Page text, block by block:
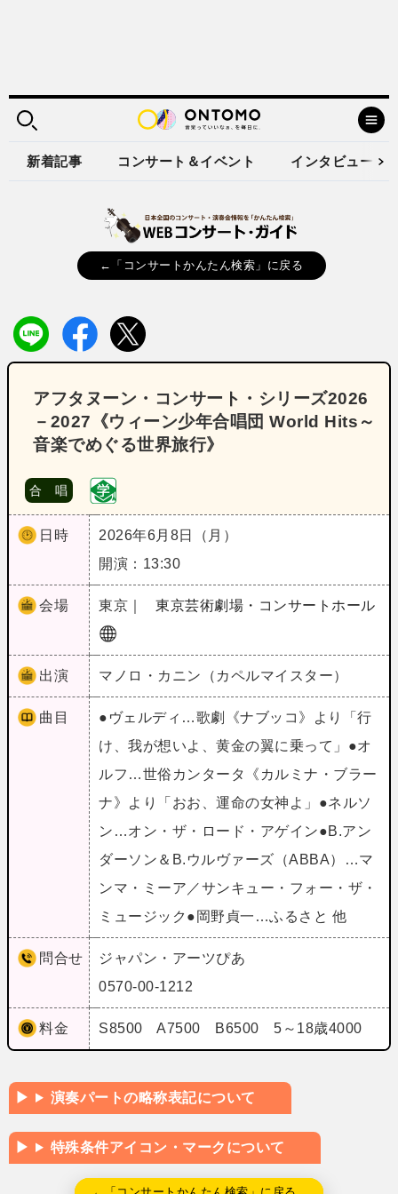
新着記事 コンサート＆イベント インタビュー
←「コンサートかんたん検索」に戻る
アフタヌーン・コンサート・シリーズ2026
－2027《ウィーン少年合唱団 World Hits～
音楽でめぐる世界旅行》
合 唱
日時
2026年6月8日（月）
開演：13:30
会場 東京｜ 東京芸術劇場・コンサートホール
出演 マノロ・カニン（カペルマイスター）
曲目
●ヴェルディ…歌劇《ナブッコ》より「行
け、我が想いよ、黄金の翼に乗って」●オ
ルフ…世俗カンタータ《カルミナ・ブラー
ナ》より「おお、運命の女神よ」●ネルソ
ン…オン・ザ・ロード・アゲイン●B.アン
ダーソン＆B.ウルヴァーズ（ABBA）…マ
ンマ・ミーア／サンキュー・フォー・ザ・
ミュージック●岡野貞一…ふるさと 他
問合せ
ジャパン・アーツぴあ
0570-00-1212
料金 S8500 A7500 B6500 5～18歳4000
演奏パートの略称表記について
特殊条件アイコン・マークについて